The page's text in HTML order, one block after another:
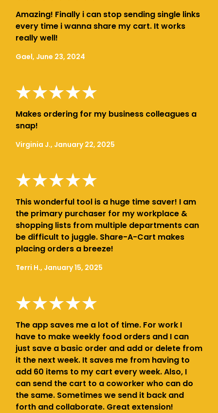
Amazing! Finally i can stop sending single links
every time i wanna share my cart. It works
really well!
Gael, June 23, 2024
Makes ordering for my business colleagues a
snap!
Virginia J., January 22, 2025
This wonderful tool is a huge time saver! I am
the primary purchaser for my workplace &
shopping lists from multiple departments can
be difficult to juggle. Share-A-Cart makes
placing orders a breeze!
Terri H., January 15, 2025
The app saves me a lot of time. For work I
have to make weekly food orders and I can
just save a basic order and add or delete from
it the next week. It saves me from having to
add 60 items to my cart every week. Also, I
can send the cart to a coworker who can do
the same. Sometimes we send it back and
forth and collaborate. Great extension!